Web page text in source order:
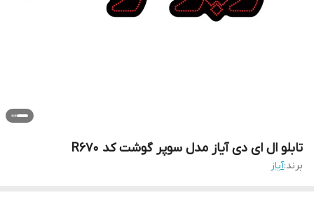
تابلو ال ای دی آیاز مدل سوپر گوشت کد R670
برند:آیاز